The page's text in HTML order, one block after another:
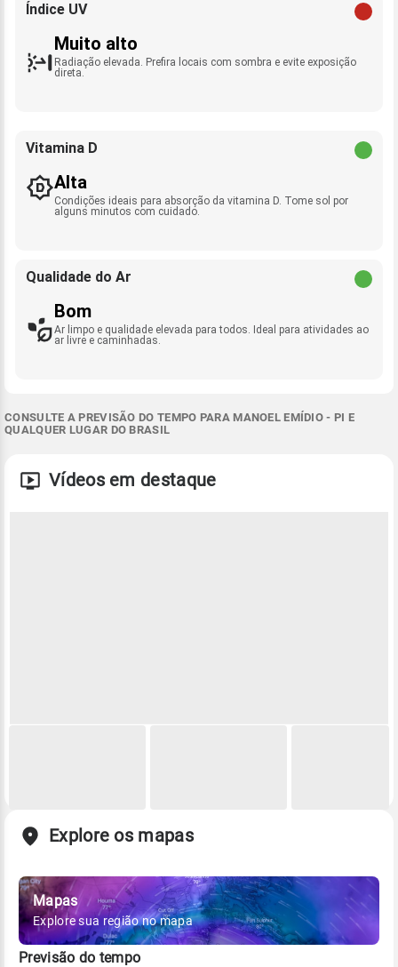
Índice UV
Muito alto
Radiação elevada. Prefira locais com sombra e evite exposição
direta.
Vitamina D
Alta
Condições ideais para absorção da vitamina D. Tome sol por
alguns minutos com cuidado.
Qualidade do Ar
Bom
Ar limpo e qualidade elevada para todos. Ideal para atividades ao
ar livre e caminhadas.
CONSULTE A PREVISÃO DO TEMPO PARA MANOEL EMÍDIO - PI E
QUALQUER LUGAR DO BRASIL
Vídeos em destaque
Explore os mapas
Mapas
Explore sua região no mapa
Previsão do tempo